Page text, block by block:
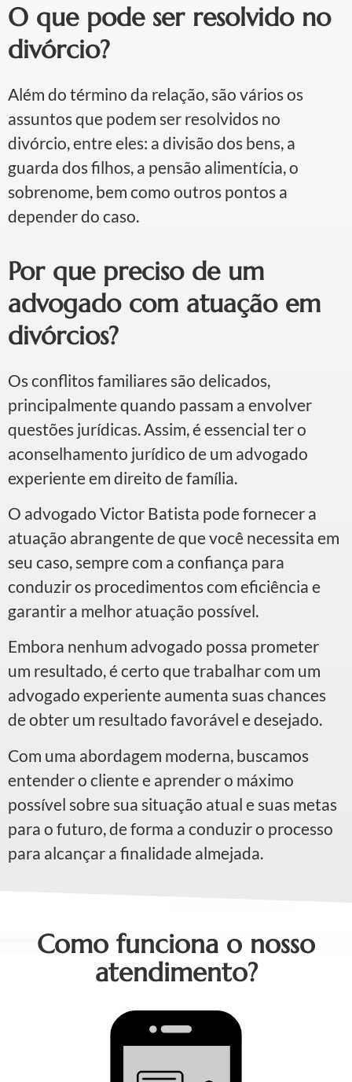
O que pode ser resolvido no
divórcio?
Além do término da relação, são vários os
assuntos que podem ser resolvidos no
divórcio, entre eles: a divisão dos bens, a
guarda dos filhos, a pensão alimentícia, o
sobrenome, bem como outros pontos a
depender do caso.
Por que preciso de um
advogado com atuação em
divórcios?
Os conflitos familiares são delicados,
principalmente quando passam a envolver
questões jurídicas. Assim, é essencial ter o
aconselhamento jurídico de um advogado
experiente em direito de família.
O advogado Victor Batista pode fornecer a
atuação abrangente de que você necessita em
seu caso, sempre com a confiança para
conduzir os procedimentos com eficiência e
garantir a melhor atuação possível.
Embora nenhum advogado possa prometer
um resultado, é certo que trabalhar com um
advogado experiente aumenta suas chances
de obter um resultado favorável e desejado.
Com uma abordagem moderna, buscamos
entender o cliente e aprender o máximo
possível sobre sua situação atual e suas metas
para o futuro, de forma a conduzir o processo
para alcançar a finalidade almejada.
Como funciona o nosso
atendimento?